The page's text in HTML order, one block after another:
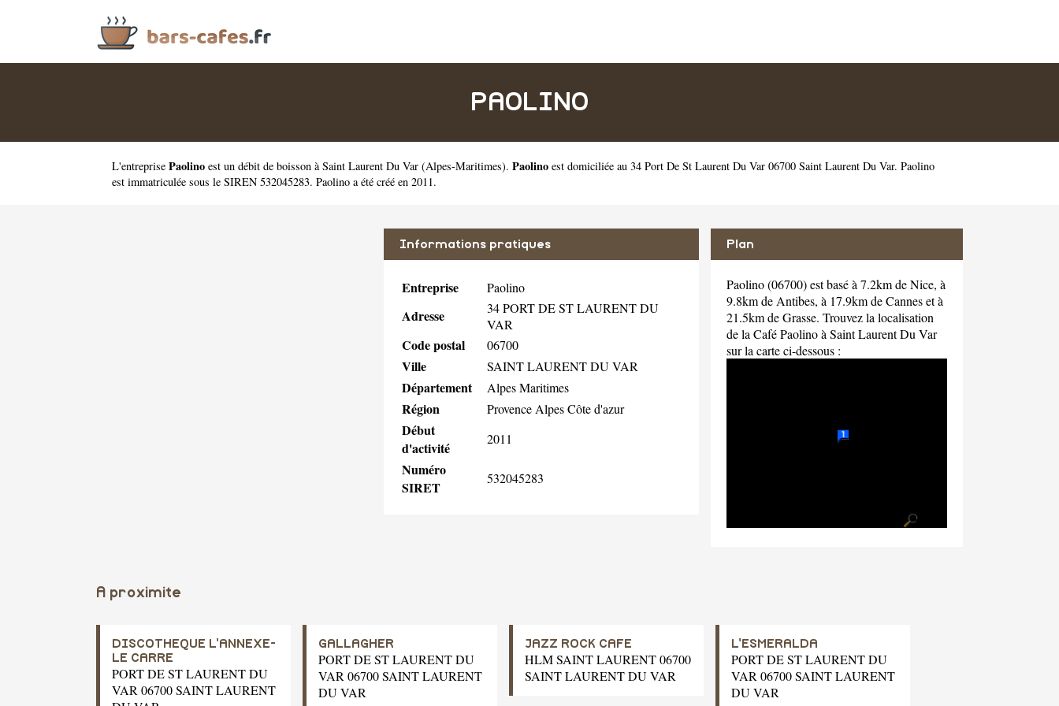
PAOLINO
L'entreprise Paolino est un débit de boisson à Saint Laurent Du Var (Alpes-Maritimes). Paolino est domiciliée au 34 Port De St Laurent Du Var 06700 Saint Laurent Du Var. Paolino
est immatriculée sous le SIREN 532045283. Paolino a été créé en 2011.
Informations pratiques
Entreprise Paolino
Adresse
34 PORT DE ST LAURENT DU
VAR
Code postal 06700
Ville SAINT LAURENT DU VAR
Département Alpes Maritimes
Région Provence Alpes Côte d'azur
Début
d'activité
2011
Numéro
SIRET
532045283
Plan
Paolino (06700) est basé à 7.2km de Nice, à
9.8km de Antibes, à 17.9km de Cannes et à
21.5km de Grasse. Trouvez la localisation
de la Café Paolino à Saint Laurent Du Var
sur la carte ci-dessous :
A proximite
DISCOTHEQUE L'ANNEXE-
LE CARRE
PORT DE ST LAURENT DU
VAR 06700 SAINT LAURENT
GALLAGHER
PORT DE ST LAURENT DU
VAR 06700 SAINT LAURENT
DU VAR
JAZZ ROCK CAFE
HLM SAINT LAURENT 06700
SAINT LAURENT DU VAR
L'ESMERALDA
PORT DE ST LAURENT DU
VAR 06700 SAINT LAURENT
DU VAR